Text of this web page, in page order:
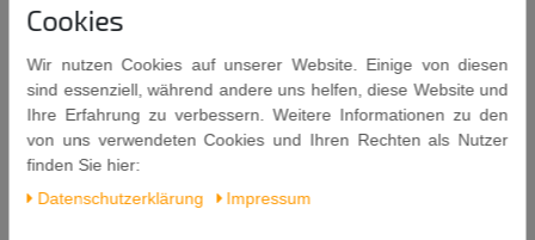
Grüner Tee mit Jasmin 227g
CHUN HAO
春好
JASMINE TEA
Cookies
Wir nutzen Cookies auf unserer Website. Einige von diesen
sind essenziell, während andere uns helfen, diese Website und
Ihre Erfahrung zu verbessern. Weitere Informationen zu den
von uns verwendeten Cookies und Ihren Rechten als Nutzer
finden Sie hier:
Daten­schutz­erklärung
Impressum